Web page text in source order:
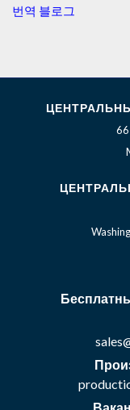
번역 블로그